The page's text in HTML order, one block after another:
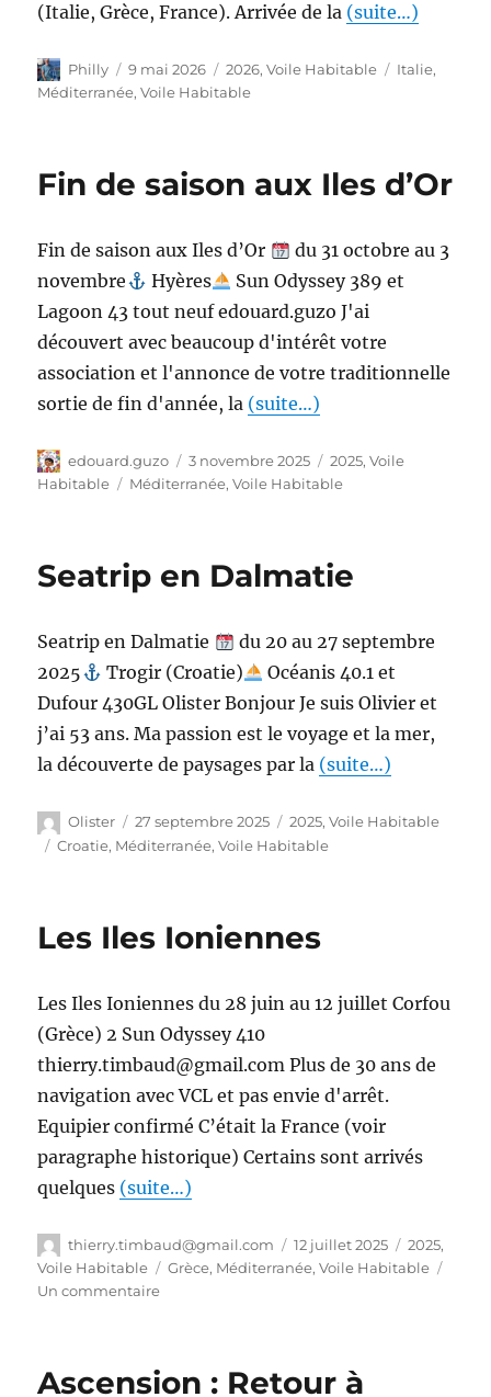
(Italie, Grèce, France). Arrivée de la (suite…)
Philly 9 mai 2026 2026,Voile Habitable Italie,
Méditerranée,Voile Habitable
Fin de saison aux Iles d’Or
Fin de saison aux Iles d’Or
du 31 octobre au 3
novembre
Hyères
Sun Odyssey 389 et
Lagoon 43 tout neuf edouard.guzo J'ai
découvert avec beaucoup d'intérêt votre
association et l'annonce de votre traditionnelle
sortie de fin d'année, la (suite…)
edouard.guzo 3 novembre 2025 2025,Voile
Habitable
Méditerranée,Voile Habitable
Seatrip en Dalmatie
Seatrip en Dalmatie
du 20 au 27 septembre
2025
Trogir (Croatie)
Océanis 40.1 et
Dufour 430GL Olister Bonjour Je suis Olivier et
j’ai 53 ans. Ma passion est le voyage et la mer,
la découverte de paysages par la (suite…)
Olister 27 septembre 2025 2025,Voile Habitable
Croatie, Méditerranée,Voile Habitable
Les Iles Ioniennes
Les Iles Ioniennes du 28 juin au 12 juillet Corfou
(Grèce) 2 Sun Odyssey 410
thierry.timbaud@gmail.com Plus de 30 ans de
navigation avec VCL et pas envie d'arrêt.
Equipier confirmé C’était la France (voir
paragraphe historique) Certains sont arrivés
quelques (suite…)
thierry.timbaud@gmail.com 12 juillet 2025 2025,
Voile Habitable
Grèce, Méditerranée,Voile Habitable
Un commentaire
Ascension : Retour à